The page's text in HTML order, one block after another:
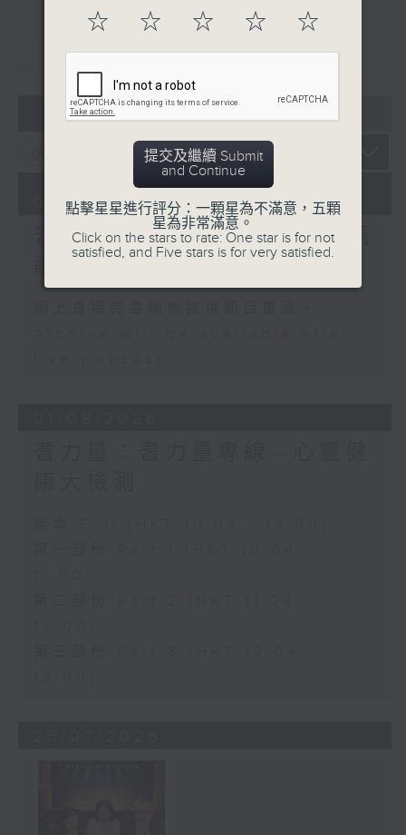
《耆力量A Power 網頁》：
https://app4.rthk.hk/special/elderly/
《耆力量》熱線 : 1872312
《耆力量》電郵：ap@rthk.org.hk
重溫 CATCHUP
05 - 08 2026
08/08/2026
耆力量：票選大點唱／國語舊
歌(女歌手篇)
☆ ☆ ☆ ☆ ☆
提交及繼續 Submit
and Continue
點擊星星進行評分：一顆星為不滿意，五顆
星為非常滿意。
Click on the stars to rate: One star is for not
satisfied, and Five stars is for very satisfied.